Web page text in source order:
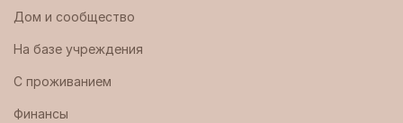
Дом и сообщество
На базе учреждения
С проживанием
Финансы